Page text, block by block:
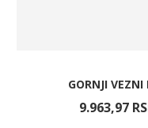
GORNJI VEZNI
9.963,97